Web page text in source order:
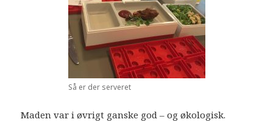
Så er der serveret
Maden var i øvrigt ganske god – og økologisk.